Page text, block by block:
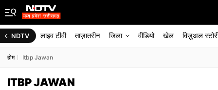
NDTV लाइव टीवी ताज़ातरीन जिला वीडियो खेल विज़ुअल
होम Itbp Jawan
ITBP JAWAN